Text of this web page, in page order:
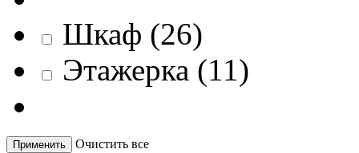
Шкаф (26)
Этажерка (11)
Применить Очистить все